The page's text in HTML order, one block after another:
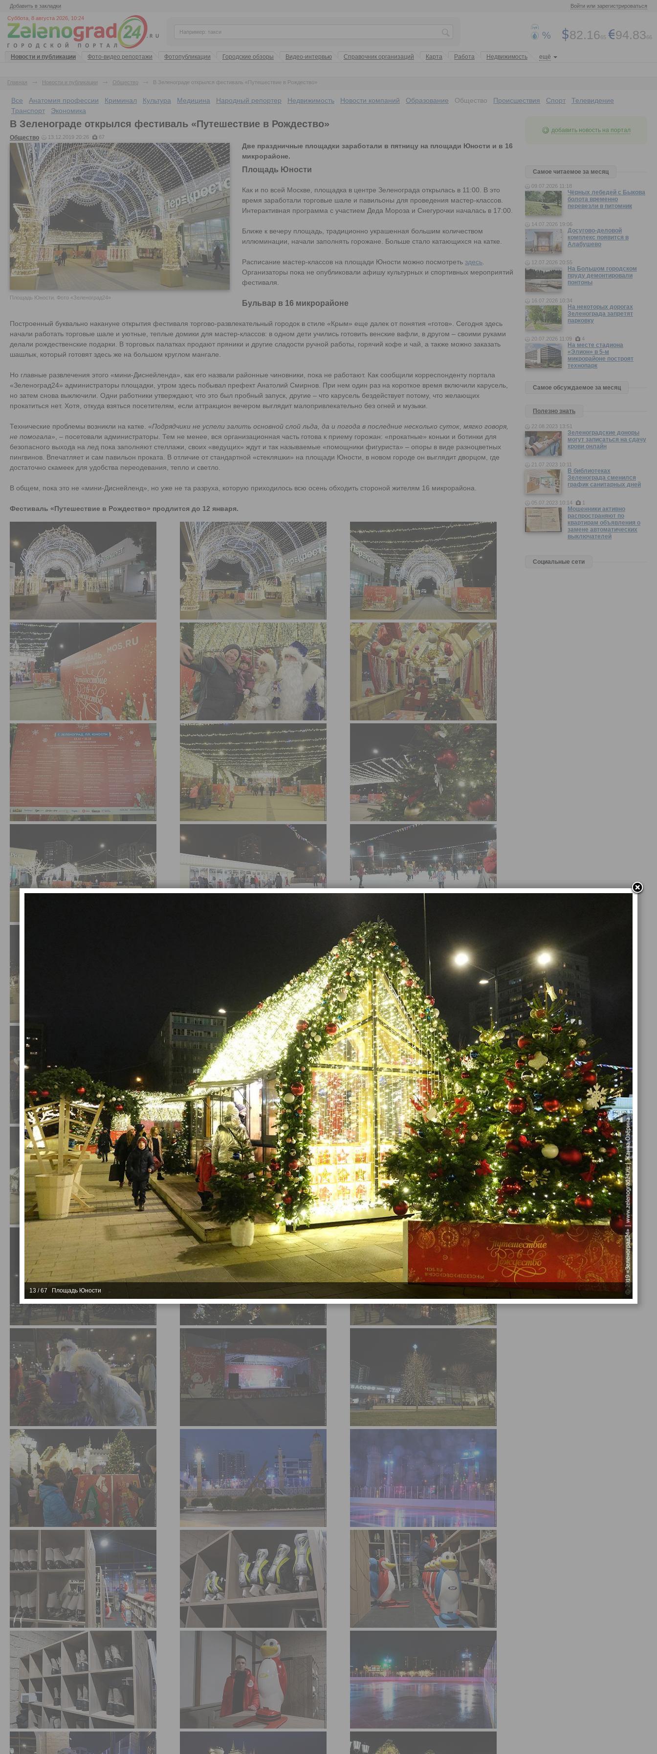
Добавить в закладки Войти или зарегистрироваться
Суббота, 8 августа 2026, 10:24
% 82.1665 94.8366
Новости и публикации Фото-видео репортажи Фотопубликации Городские обзоры Видео-интервью Справочник организаций Карта Работа Недвижимость ещё
Главная Новости и публикации Общество В Зеленограде открылся фестиваль «Путешествие в Рождество»
Все Анатомия профессии Криминал Культура Медицина Народный репортер Недвижимость Новости компаний Образование Общество Происшествия Спорт
Телевидение
Транспорт
Экономика
В Зеленограде открылся фестиваль «Путешествие в Рождество»
Общество 13.12.2019 20:26 67
Площадь Юности. Фото «Зеленоград24»
Две праздничные площадки заработали в пятницу на площади Юности и в 16
микрорайоне.
Площадь Юности
Как и по всей Москве, площадка в центре Зеленограда открылась в 11:00. В это
время заработали торговые шале и павильоны для проведения мастер-классов.
Интерактивная программа с участием Деда Мороза и Снегурочки началась в 17:00.
Ближе к вечеру площадь, традиционно украшенная большим количеством
иллюминации, начали заполнять горожане. Больше стало катающихся на катке.
Расписание мастер-классов на площади Юности можно посмотреть здесь
Организаторы пока не опубликовали афишу культурных и спортивных мероприятий
фестиваля.
Бульвар в 16 микрорайоне
Построенный буквально накануне открытия фестиваля торгово-развлекательный городок в стиле «Крым» еще далек от понятия «готов». Сегодня здесь
начали работать торговые шале и уютные, теплые домики для мастер-классов: в одном дети учились готовить венские вафли, в другом – своими руками
делали рождественские подарки. В торговых палатках продают пряники и другие сладости ручной работы, горячий кофе и чай, а также можно заказать
шашлык, который готовят здесь же на большом круглом мангале.
Но главные развлечения этого «мини-Диснейленда», как его назвали районные чиновники, пока не работают. Как сообщили корреспонденту портала
«Зеленоград24» администраторы площадки, утром здесь побывал префект Анатолий Смирнов. При нем один раз на короткое время включили карусель,
но затем снова выключили. Одни работники утверждают, что это был пробный запуск, другие – что карусель бездействует потому, что желающих
прокатиться нет. Хотя, откуда взяться посетителям, если аттракцион вечером выглядит малопривлекательно без огней и музыки.
Технические проблемы возникли на катке. «Подрядчики не успели залить основной слой льда, да и погода в последние несколько суток, мягко говоря,
не помогала», – посетовали администраторы. Тем не менее, вся организационная часть готова к приему горожан: «прокатные» коньки и ботинки для
безопасного выхода на лед пока заполняют стеллажи, своих «ведущих» ждут и так называемые «помощники фигуриста» – опоры в виде разноцветных
пингвинов. Впечатляет и сам павильон проката. В отличие от стандартной «стекляшки» на площади Юности, в новом городе он выглядит дворцом, где
достаточно скамеек для удобства переодевания, тепло и светло.
В общем, пока это не «мини-Диснейленд», но уже не та разруха, которую приходилось всю осень обходить стороной жителям 16 микрорайона.
Фестиваль «Путешествие в Рождество» продлится до 12 января.
добавить новость на портал
Самое читаемое за месяц
09.07.2026 11:18
Чёрных лебедей с Быкова
болота временно
перевезли в питомник
14.07.2026 19:06
Досугово-деловой
комплекс появится в
Алабушево
12.07.2026 20:55
На Большом городском
пруду демонтировали
понтоны
16.07.2026 10:34
На некоторых дорогах
Зеленограда запретят
парковку
20.07.2026 11:09 4
На месте стадиона
«Элион» в 5-м
микрорайоне построят
технопарк
Самое обсуждаемое за месяц
Полезно знать
22.08.2023 13:51
Зеленоградские доноры
могут записаться на сдачу
крови онлайн
21.07.2023 10:11
В библиотеках
Зеленограда сменился
график санитарных дней
05.07.2023 10:14 1
Мошенники активно
распространяют по
квартирам объявления о
замене автоматических
выключателей
Социальные сети
13 / 67 Площадь Юности